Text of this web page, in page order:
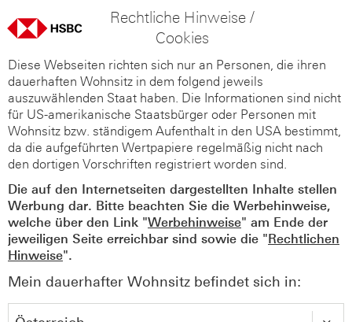
Rechtliche Hinweise /
Cookies
Diese Webseiten richten sich nur an Personen, die ihren
dauerhaften Wohnsitz in dem folgend jeweils
auszuwählenden Staat haben. Die Informationen sind nicht
für US-amerikanische Staatsbürger oder Personen mit
Wohnsitz bzw. ständigem Aufenthalt in den USA bestimmt,
da die aufgeführten Wertpapiere regelmäßig nicht nach
den dortigen Vorschriften registriert worden sind.
Die auf den Internetseiten dargestellten Inhalte stellen
Werbung dar. Bitte beachten Sie die Werbehinweise,
welche über den Link "Werbehinweise" am Ende der
jeweiligen Seite erreichbar sind sowie die "Rechtlichen
Hinweise".
Mein dauerhafter Wohnsitz befindet sich in: